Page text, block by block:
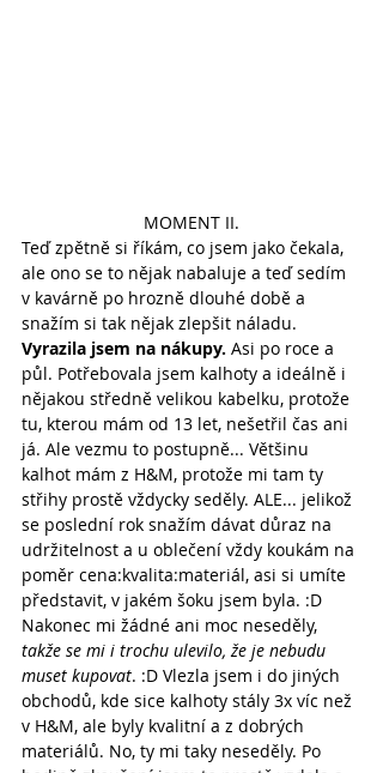
MOMENT II.
Teď zpětně si říkám, co jsem jako čekala,
ale ono se to nějak nabaluje a teď sedím
v kavárně po hrozně dlouhé době a
snažím si tak nějak zlepšit náladu.
Vyrazila jsem na nákupy. Asi po roce a
půl. Potřebovala jsem kalhoty a ideálně i
nějakou středně velikou kabelku, protože
tu, kterou mám od 13 let, nešetřil čas ani
já. Ale vezmu to postupně... Většinu
kalhot mám z H&M, protože mi tam ty
střihy prostě vždycky seděly. ALE... jelikož
se poslední rok snažím dávat důraz na
udržitelnost a u oblečení vždy koukám na
poměr cena:kvalita:materiál, asi si umíte
představit, v jakém šoku jsem byla. :D
Nakonec mi žádné ani moc neseděly,
takže se mi i trochu ulevilo, že je nebudu
muset kupovat. :D Vlezla jsem i do jiných
obchodů, kde sice kalhoty stály 3x víc než
v H&M, ale byly kvalitní a z dobrých
materiálů. No, ty mi taky neseděly. Po